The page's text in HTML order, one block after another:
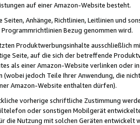
auf einer Amazon-Website besteht.
Seiten, Anhänge, Richtlinien, Leitlinien und
Programmrichtlinien Bezug genommen wird.
Produktwerbungsinhalte ausschließlich
Seite, auf die sich der betreffende
als einer Amazon-Website verlinken oder
(wobei jedoch Teile Ihrer Anwendung, die
Amazon-Website enthalten dürfen).
vorherige schriftliche Zustimmung
oder sonstigen Mobilgerät
die Nutzung mit solchen Geräten